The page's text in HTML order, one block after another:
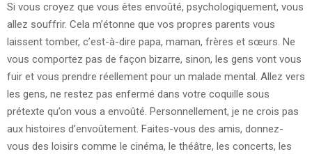
Si vous croyez que vous êtes envoûté, psychologiquement, vous
allez souffrir. Cela m’étonne que vos propres parents vous
laissent tomber, c’est-à-dire papa, maman, frères et sœurs. Ne
vous comportez pas de façon bizarre, sinon, les gens vont vous
fuir et vous prendre réellement pour un malade mental. Allez vers
les gens, ne restez pas enfermé dans votre coquille sous
prétexte qu’on vous a envoûté. Personnellement, je ne crois pas
aux histoires d’envoûtement. Faites-vous des amis, donnez-
vous des loisirs comme le cinéma, le théâtre, les concerts, les